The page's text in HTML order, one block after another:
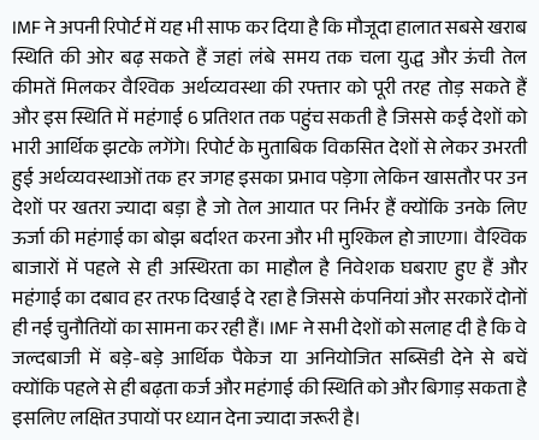
IMF ने अपनी रिपोर्ट में यह भी साफ कर दिया है कि मौजूदा हालात सबसे खराब
स्थिति की ओर बढ़ सकते हैं जहां लंबे समय तक चला युद्ध और ऊंची तेल
कीमतें मिलकर वैश्विक अर्थव्यवस्था की रफ्तार को पूरी तरह तोड़ सकते हैं
और इस स्थिति में महंगाई 6 प्रतिशत तक पहुंच सकती है जिससे कई देशों को
भारी आर्थिक झटके लगेंगे। रिपोर्ट के मुताबिक विकसित देशों से लेकर उभरती
हुई अर्थव्यवस्थाओं तक हर जगह इसका प्रभाव पड़ेगा लेकिन खासतौर पर उन
देशों पर खतरा ज्यादा बड़ा है जो तेल आयात पर निर्भर हैं क्योंकि उनके लिए
ऊर्जा की महंगाई का बोझ बर्दाश्त करना और भी मुश्किल हो जाएगा। वैश्विक
बाजारों में पहले से ही अस्थिरता का माहौल है निवेशक घबराए हुए हैं और
महंगाई का दबाव हर तरफ दिखाई दे रहा है जिससे कंपनियां और सरकारें दोनों
ही नई चुनौतियों का सामना कर रही हैं। IMF ने सभी देशों को सलाह दी है कि वे
जल्दबाजी में बड़े-बड़े आर्थिक पैकेज या अनियोजित सब्सिडी देने से बचें
क्योंकि पहले से ही बढ़ता कर्ज और महंगाई की स्थिति को और बिगाड़ सकता है
इसलिए लक्षित उपायों पर ध्यान देना ज्यादा जरूरी है।